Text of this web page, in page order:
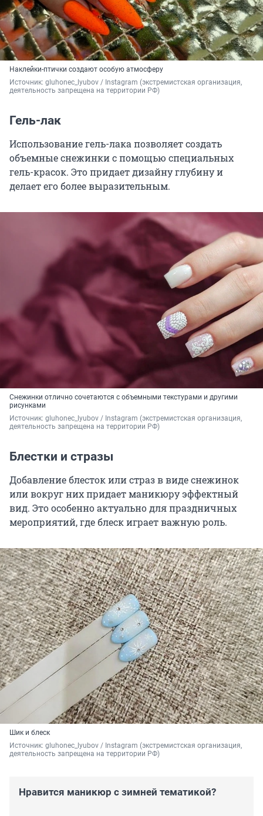
Наклейки-птички создают особую атмосферу
Источник: gluhonec_lyubov / Instagram (экстремистская организация,
деятельность запрещена на территории РФ)
Гель-лак
Использование гель-лака позволяет создать
объемные снежинки с помощью специальных
гель-красок. Это придает дизайну глубину и
делает его более выразительным.
Снежинки отлично сочетаются с объемными текстурами и другими
рисунками
Источник: gluhonec_lyubov / Instagram (экстремистская организация,
деятельность запрещена на территории РФ)
Блестки и стразы
Добавление блесток или страз в виде снежинок
или вокруг них придает маникюру эффектный
вид. Это особенно актуально для праздничных
мероприятий, где блеск играет важную роль.
Шик и блеск
Источник: gluhonec_lyubov / Instagram (экстремистская организация,
деятельность запрещена на территории РФ)
Нравится маникюр с зимней тематикой?